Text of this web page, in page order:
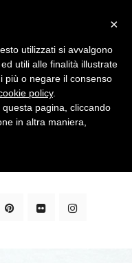
community #1 in
×
utilizzati si avvalgono
utili alle finalità illustrate
più o negare il consenso
policy.
pagina, cliccando
in altra maniera,